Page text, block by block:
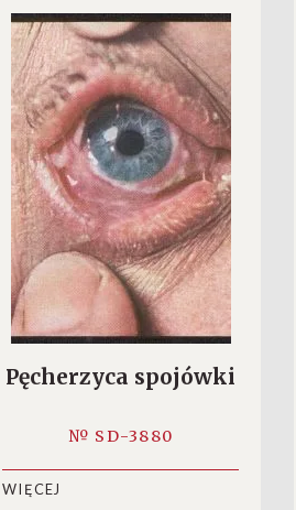
Pęcherzyca spojówki
№ SD-3880
WIĘCEJ